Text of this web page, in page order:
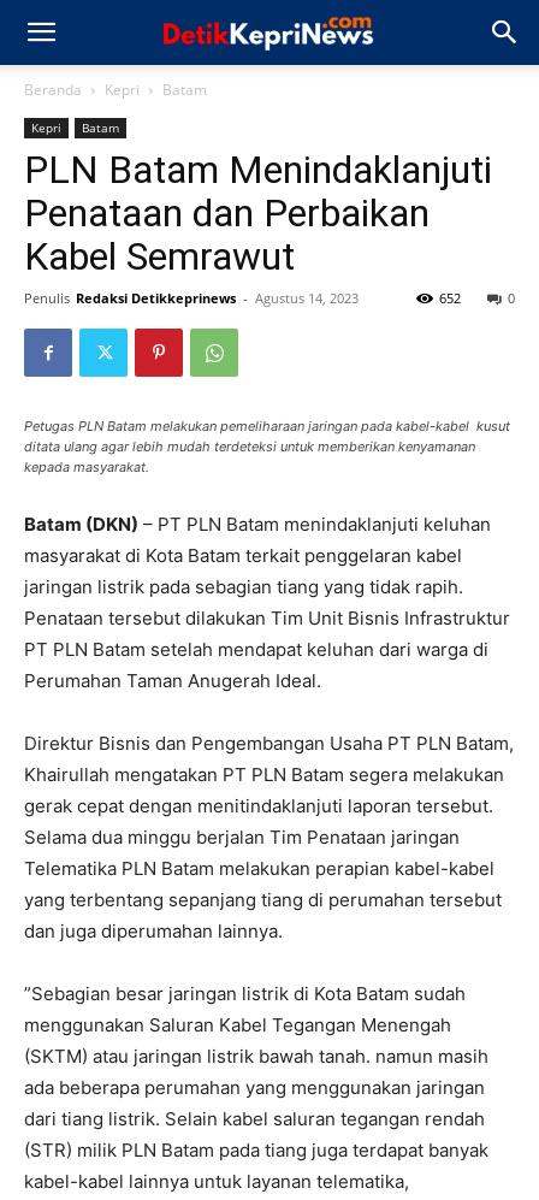
Beranda Kepri Batam
Kepri Batam
PLN Batam Menindaklanjuti
Penataan dan Perbaikan
Kabel Semrawut
Penulis Redaksi Detikkeprinews - Agustus 14, 2023 0
652
Petugas PLN Batam melakukan pemeliharaan jaringan pada kabel-kabel kusut
ditata ulang agar lebih mudah terdeteksi untuk memberikan kenyamanan
kepada masyarakat.
Batam (DKN) – PT PLN Batam menindaklanjuti keluhan
masyarakat di Kota Batam terkait penggelaran kabel
jaringan listrik pada sebagian tiang yang tidak rapih.
Penataan tersebut dilakukan Tim Unit Bisnis Infrastruktur
PT PLN Batam setelah mendapat keluhan dari warga di
Perumahan Taman Anugerah Ideal.
Direktur Bisnis dan Pengembangan Usaha PT PLN Batam,
Khairullah mengatakan PT PLN Batam segera melakukan
gerak cepat dengan menitindaklanjuti laporan tersebut.
Selama dua minggu berjalan Tim Penataan jaringan
Telematika PLN Batam melakukan perapian kabel-kabel
yang terbentang sepanjang tiang di perumahan tersebut
dan juga diperumahan lainnya.
”Sebagian besar jaringan listrik di Kota Batam sudah
menggunakan Saluran Kabel Tegangan Menengah
(SKTM) atau jaringan listrik bawah tanah. namun masih
ada beberapa perumahan yang menggunakan jaringan
dari tiang listrik. Selain kabel saluran tegangan rendah
(STR) milik PLN Batam pada tiang juga terdapat banyak
kabel-kabel lainnya untuk layanan telematika,